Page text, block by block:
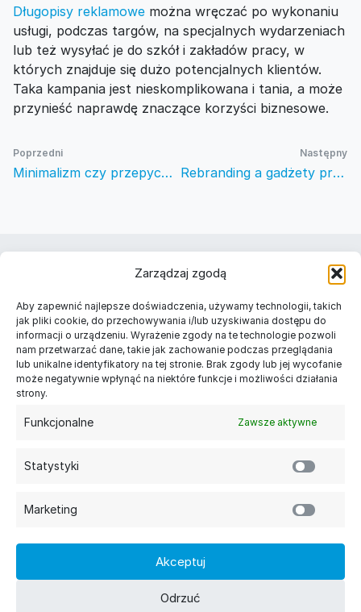
Zarządzaj zgodą
Aby zapewnić najlepsze doświadczenia, używamy technologii, takich
jak pliki cookie, do przechowywania i/lub uzyskiwania dostępu do
informacji o urządzeniu. Wyrażenie zgody na te technologie pozwoli
nam przetwarzać dane, takie jak zachowanie podczas przeglądania
lub unikalne identyfikatory na tej stronie. Brak zgody lub jej wycofanie
może negatywnie wpłynąć na niektóre funkcje i możliwości działania
strony.
Funkcjonalne Zawsze aktywne
Statystyki
Marketing
Akceptuj
Odrzuć
Długopisy reklamowe można wręczać po wykonaniu
usługi, podczas targów, na specjalnych wydarzeniach
lub też wysyłać je do szkół i zakładów pracy, w
których znajduje się dużo potencjalnych klientów.
Taka kampania jest nieskomplikowana i tania, a może
przynieść naprawdę znaczące korzyści biznesowe.
Poprzedni
Minimalizm czy przepych – co sprawdza się w przypadku produktów promocyjnych?
Następny
Rebranding a gadżety promocyjne
Znajdź nas w Twoim mieście
Długopisy reklamowe Warszawa
Długopisy reklamowe Kraków
Długopisy reklamowe Łódź
Długopisy reklamowe Gdańsk
Długopisy reklamowe Poznań
Długopisy plastikowe
Długopisy ekologiczne